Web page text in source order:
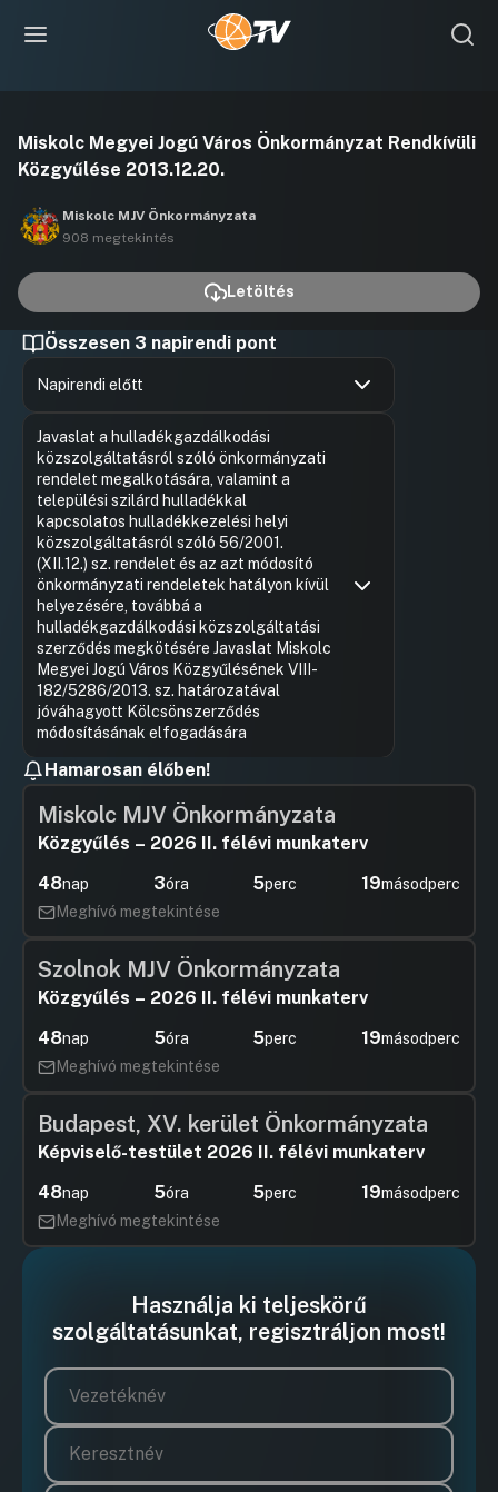
lejátszása
Miskolc Megyei Jogú Város Önkormányzat Rendkívüli
Közgyűlése 2013.12.20.
Miskolc MJV Önkormányzata
908 megtekintés
Letöltés
Összesen 3 napirendi pont
Napirendi előtt
Javaslat a hulladékgazdálkodási
közszolgáltatásról szóló önkormányzati
rendelet megalkotására, valamint a
települési szilárd hulladékkal
kapcsolatos hulladékkezelési helyi
közszolgáltatásról szóló 56/2001.
(XII.12.) sz. rendelet és az azt módosító
önkormányzati rendeletek hatályon kívül
helyezésére, továbbá a
hulladékgazdálkodási közszolgáltatási
szerződés megkötésére Javaslat Miskolc
Megyei Jogú Város Közgyűlésének VIII-
182/5286/2013. sz. határozatával
jóváhagyott Kölcsönszerződés
módosításának elfogadására
HozzászólásokUgrás a napirendi pontra
Javaslat a DSM Nonprofit Kft.
üzletrészének ingyenes igénylésére
Hozzászólások Ugrás a napirendi pontra
Hamarosan élőben!
Miskolc MJV Önkormányzata
Közgyűlés – 2026 II. félévi munkaterv
48nap 3óra 5perc 19másodperc
Meghívó megtekintése
Szolnok MJV Önkormányzata
Közgyűlés – 2026 II. félévi munkaterv
48nap 5óra 5perc 19másodperc
Meghívó megtekintése
Budapest, XV. kerület Önkormányzata
Képviselő-testület 2026 II. félévi munkaterv
48nap 5óra 5perc 19másodperc
Meghívó megtekintése
Használja ki teljeskörű
szolgáltatásunkat, regisztráljon most!